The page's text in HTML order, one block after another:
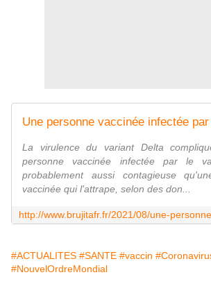
La virulence du variant Delta
personne vaccinée infectée par le
probablement aussi contagieuse
vaccinée qui l'attrape, selon des don...
#ACTUALITES #SANTE #vaccin
#NouvelOrdreMondial